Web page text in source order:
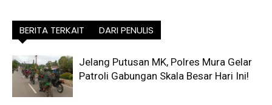
BERITA TERKAIT DARI PENULIS
Jelang Putusan MK, Polres Mura Gelar
Patroli Gabungan Skala Besar Hari Ini!